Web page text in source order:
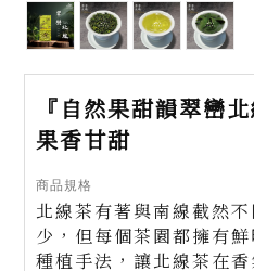
『自然果甜韻翠巒
果香甘甜
商品規格
北線茶有著與南線截然
少，但每個茶園都擁有
種植手法，讓北線茶在